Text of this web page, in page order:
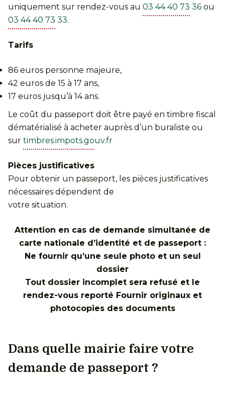
uniquement sur rendez-vous au 03 44 40 73 36 ou
03 44 40 73 33.
Tarifs
86 euros personne majeure,
42 euros de 15 à 17 ans,
17 euros jusqu’à 14 ans.
Le coût du passeport doit être payé en timbre fiscal
dématérialisé à acheter auprès d’un buraliste ou
sur timbres.impots.gouv.fr
Pièces justificatives
Pour obtenir un passeport, les pièces justificatives
nécessaires dépendent de
votre situation.
Attention en cas de demande simultanée de
carte nationale d’identité et de passeport :
Ne fournir qu’une seule photo et un seul
dossier
Tout dossier incomplet sera refusé et le
rendez-vous reporté Fournir originaux et
photocopies des documents
Dans quelle mairie faire votre
demande de passeport ?